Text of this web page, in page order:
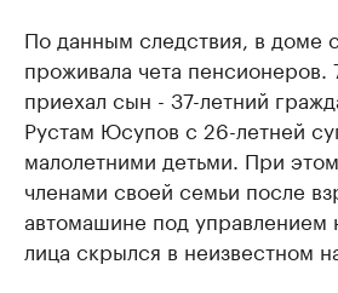
По данным следствия, в доме
проживала чета пенсионеров.
приехал сын - 37-летний
Рустам Юсупов с 26-летней
малолетними детьми. При
членами своей семьи после
автомашине под управлением
лица скрылся в неизвестном